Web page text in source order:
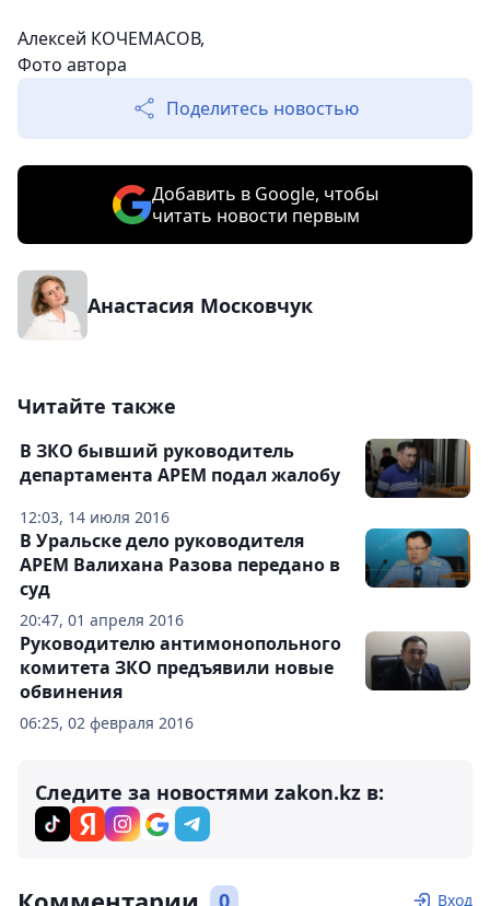
Алексей КОЧЕМАСОВ,
Фото автора
Поделитесь новостью
Добавить в Google, чтобы
читать новости первым
Анастасия Московчук
Читайте также
12:03, 14 июля 2016
В ЗКО бывший руководитель
департамента АРЕМ подал жалобу
20:47, 01 апреля 2016
В Уральске дело руководителя
АРЕМ Валихана Разова передано в
суд
06:25, 02 февраля 2016
Руководителю антимонопольного
комитета ЗКО предъявили новые
обвинения
Следите за новостями zakon.kz в:
0 Вход